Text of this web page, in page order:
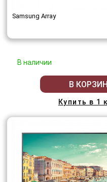
Samsung Array
В наличии
В
Купить в 1